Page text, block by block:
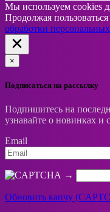
Мы используем cookies
Продолжая
обработки
×
Подписаться на рассылку
Подпишитесь на
узнавайте о новинках
Email
→
Обновить капчу